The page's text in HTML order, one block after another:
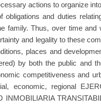
actions to organize
obligations and duties
family. Thus, over time
and legality to these
places and
by both the public and
competitiveness and
economic, regional
INMOBILIARIA